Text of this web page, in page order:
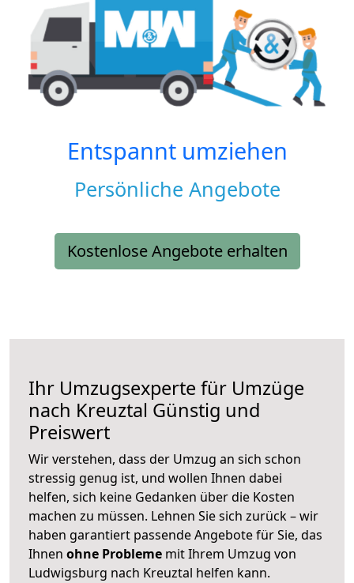
Entspannt umziehen
Persönliche Angebote
Kostenlose Angebote erhalten
Ihr Umzugsexperte für Umzüge
nach Kreuztal Günstig und
Preiswert
Wir verstehen, dass der Umzug an sich schon
stressig genug ist, und wollen Ihnen dabei
helfen, sich keine Gedanken über die Kosten
machen zu müssen. Lehnen Sie sich zurück – wir
haben garantiert passende Angebote für Sie, das
Ihnen ohne Probleme mit Ihrem Umzug von
Ludwigsburg nach Kreuztal helfen kann.